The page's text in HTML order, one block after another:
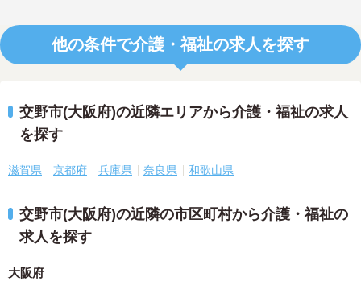
他の条件で介護・福祉の求人を探す
交野市(大阪府)の近隣エリアから介護・福祉の求人
を探す
滋賀県 京都府 兵庫県 奈良県 和歌山県
交野市(大阪府)の近隣の市区町村から介護・福祉の
求人を探す
大阪府